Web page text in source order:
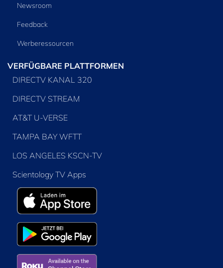
Newsroom
Feedback
Werberessourcen
VERFÜGBARE PLATTFORMEN
DIRECTV KANAL 320
DIRECTV STREAM
AT&T U-VERSE
TAMPA BAY WFTT
LOS ANGELES KSCN-TV
Scientology TV Apps